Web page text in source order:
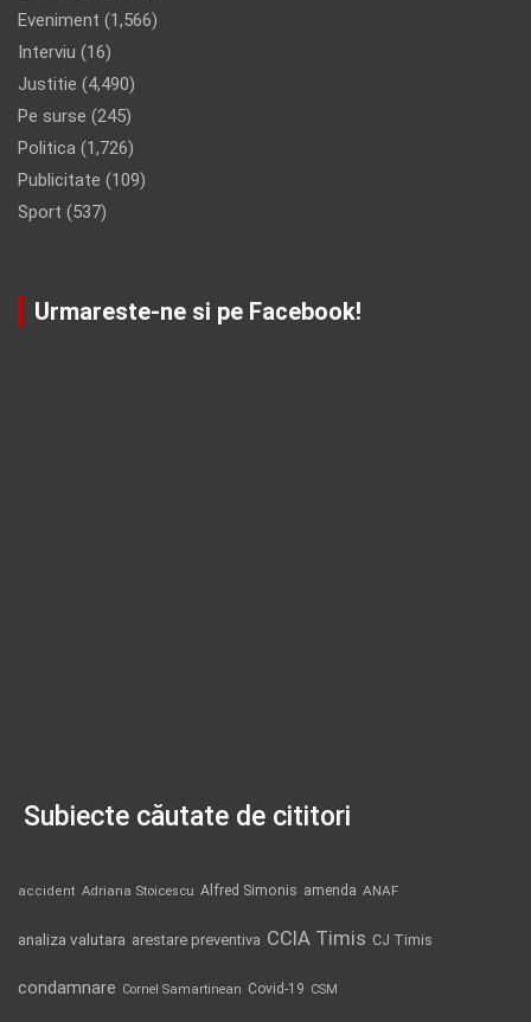
Eveniment (1,566)
Interviu (16)
Justitie (4,490)
Pe surse (245)
Politica (1,726)
Publicitate (109)
Sport (537)
Urmareste-ne si pe Facebook!
Subiecte căutate de cititori
accident Adriana Stoicescu Alfred Simonis amenda ANAF
analiza valutara arestare preventiva CCIA Timis CJ Timis
condamnare Cornel Samartinean Covid-19 CSM